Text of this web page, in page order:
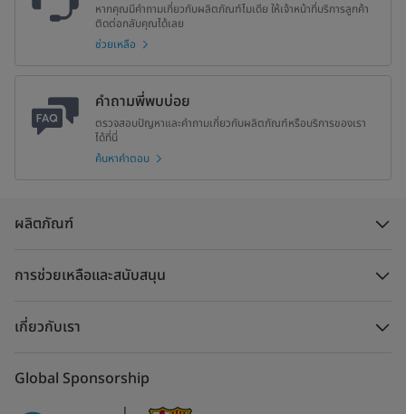
หากคุณมีคำถามเกี่ยวกับผลิตภัณฑ์ไมเดีย ให้เจ้าหน้าที่บริการลูกค้า
ติดต่อกลับคุณได้เลย
ช่วยเหลือ
คำถามพี่พบบ่อย
ตรวจสอบปัญหาและคำถามเกี่ยวกับผลิตภัณฑ์หรือบริการของเรา
ได้ที่นี่
ค้นหาคำตอบ
ผลิตภัณฑ์
การช่วยเหลือและสนับสนุน
เกี่ยวกับเรา
Global Sponsorship